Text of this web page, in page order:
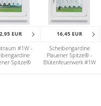
EUR
#1W -
Spitze®
16,45 EUR
Scheibengardine
Plauener Spitze® -
Blütenfeuerwerk #1W